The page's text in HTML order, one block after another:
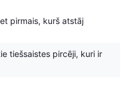
pirmais, kurš atstāj
tiešsaistes pircēji, kuri ir